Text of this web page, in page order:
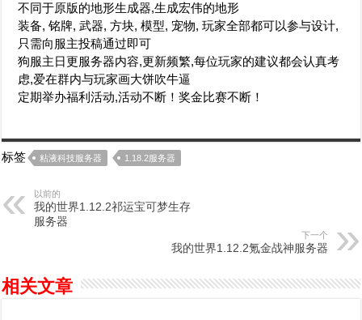
不同于原版的地形生成器,生成宏伟的地形
装备, 铭牌, 武器, 方块, 模型, 宠物, 玩家全部都可以参与设计,
只需向服主投稿通过即可
狗服主日更服务器内容,更新频繁,每位玩家的建议都会认真考
虑,爱在群内与玩家画大饼吹牛逼
定期举办福利活动,活动不断！奖金比赛不断！
标签 粘液科技服务器 1.18.2服务器
以前的
我的世界1.12.2祁运宝可梦生存
服务器
下一个
我的世界1.12.2氪金战神服务器
相关文章